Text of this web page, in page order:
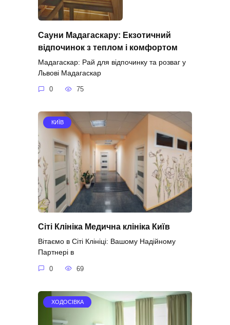
Сауни Мадагаскару: Екзотичний
відпочинок з теплом і комфортом
Мадагаскар: Рай для відпочинку та розваг у
Львові Мадагаскар
0 75
КИЇВ
Сіті Клініка Медична клініка Київ
Вітаємо в Сіті Клініці: Вашому Надійному
Партнері в
0 69
ХОДОСІВКА